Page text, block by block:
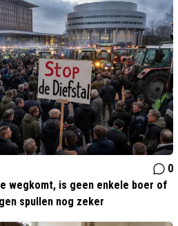
0
wegkomt, is geen enkele boer of
spullen nog zeker